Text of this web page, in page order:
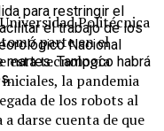
Politécnica
parte en el
esta tecnología
la pandemia
de los robots al
darse cuenta de que
para restringir el
el trabajo de los
Nacional
Tampoco habrá